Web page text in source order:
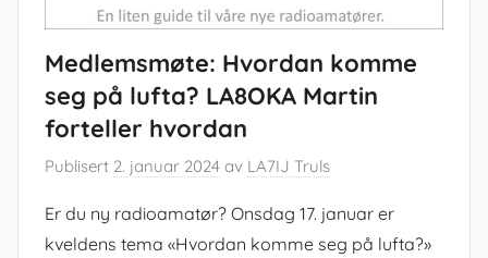
Medlemsmøte: Hvordan komme
seg på lufta? LA8OKA Martin
forteller hvordan
Publisert 2. januar 2024 av LA7IJ Truls
Er du ny radioamatør? Onsdag 17. januar er
kveldens tema «Hvordan komme seg på lufta?»